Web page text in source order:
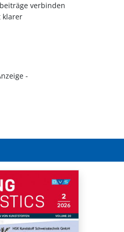
verbinden
klarer
-